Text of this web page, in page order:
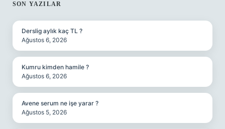
SIDEBAR
SON YAZILAR
Derslig aylık kaç TL ?
Ağustos 6, 2026
Kumru kimden hamile ?
Ağustos 6, 2026
Avene serum ne işe yarar ?
Ağustos 5, 2026